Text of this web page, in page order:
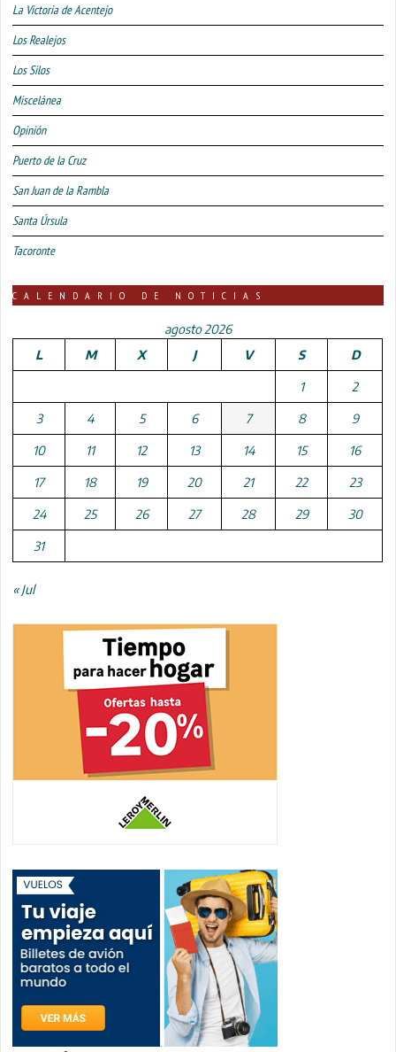
La Victoria de Acentejo
Los Realejos
Los Silos
Miscelánea
Opinión
Puerto de la Cruz
San Juan de la Rambla
Santa Úrsula
Tacoronte
CALENDARIO DE NOTICIAS
agosto 2026
L
M X J V S D
1 2
3 4 5 6 7 8 9
10 11 12 13 14 15 16
17 18 19 20 21 22 23
24 25 26 27 28 29 30
31
« Jul